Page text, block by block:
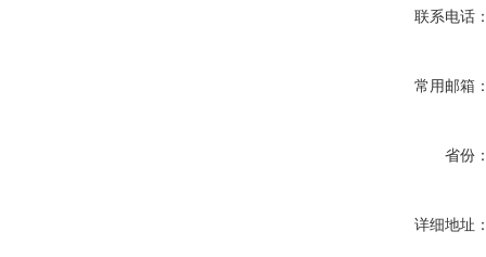
联系电话
常用邮箱
省份
详细地址